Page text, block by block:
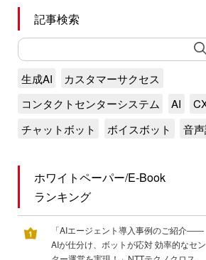
記事検索
生成AI
カスタマーサクセス
コンタクトセンターシステム
AI
チャットボット
ボイスボット 音
ホワイトペーパー/E-Book
ランキング
「AIエージェント導入事例のご紹介――
AIが仕分け、ボットが応対 効率的なセン